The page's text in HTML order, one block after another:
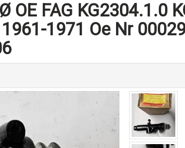
OE FAG KG2304.1.0
1971 Oe Nr